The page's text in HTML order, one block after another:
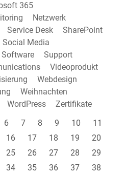
365
Netzwerk
Service Desk
SharePoint
Social Media
Software
Support
Videoprodukt
Webdesign
Weihnachten
WordPress
Zertifikate
6 7 8 9 10
11
16 17 18 19
20
25 26 27 28
29
34 35 36 37
38